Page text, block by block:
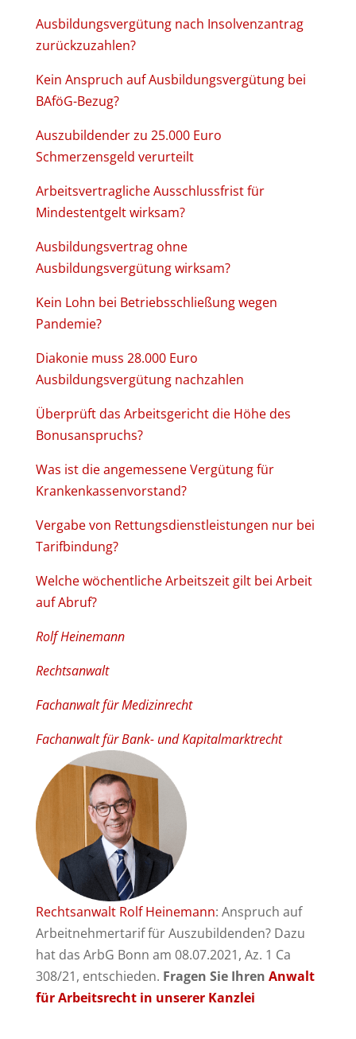
Ausbildungsvergütung nach Insolvenzantrag
zurückzuzahlen?
Kein Anspruch auf Ausbildungsvergütung bei
BAföG-Bezug?
Auszubildender zu 25.000 Euro
Schmerzensgeld verurteilt
Arbeitsvertragliche Ausschlussfrist für
Mindestentgelt wirksam?
Ausbildungsvertrag ohne
Ausbildungsvergütung wirksam?
Kein Lohn bei Betriebsschließung wegen
Pandemie?
Diakonie muss 28.000 Euro
Ausbildungsvergütung nachzahlen
Überprüft das Arbeitsgericht die Höhe des
Bonusanspruchs?
Was ist die angemessene Vergütung für
Krankenkassenvorstand?
Vergabe von Rettungsdienstleistungen nur bei
Tarifbindung?
Welche wöchentliche Arbeitszeit gilt bei Arbeit
auf Abruf?
Rolf Heinemann
Rechtsanwalt
Fachanwalt für Medizinrecht
Fachanwalt für Bank- und Kapitalmarktrecht
Rechtsanwalt Rolf Heinemann: Anspruch auf
Arbeitnehmertarif für Auszubildenden? Dazu
hat das ArbG Bonn am 08.07.2021, Az. 1 Ca
308/21, entschieden. Fragen Sie Ihren Anwalt
für Arbeitsrecht in unserer Kanzlei